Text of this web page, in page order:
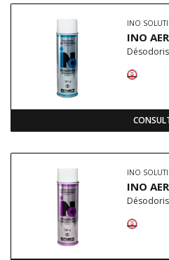
INO
INO
INO
INO